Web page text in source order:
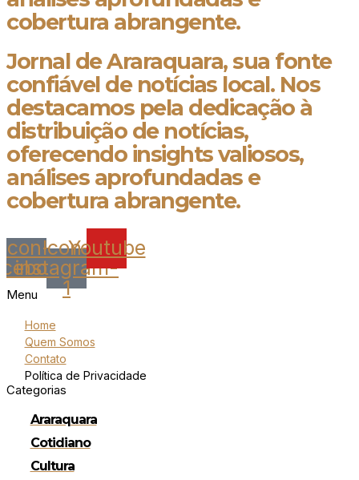
cobertura abrangente.
Jornal de Araraquara, sua fonte
confiável de notícias local. Nos
destacamos pela dedicação à
distribuição de notícias,
oferecendo insights valiosos,
análises aprofundadas e
cobertura abrangente.
Icon-Icon-
instagram-
1
Youtube
Menu
Home
Quem Somos
Contato
Política de Privacidade
Categorias
Araraquara
Cotidiano
Cultura